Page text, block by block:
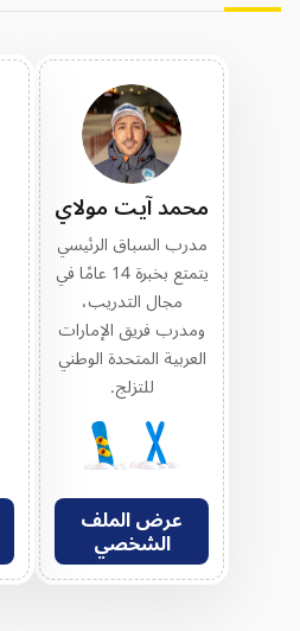
محمد آيت مولاي
مدرب السباق الرئيسي
يتمتع بخبرة 14 عامًا في
مجال التدريب،
ومدرب فريق الإمارات
العربية المتحدة الوطني
للتزلج.
عرض الملف
الشخصي